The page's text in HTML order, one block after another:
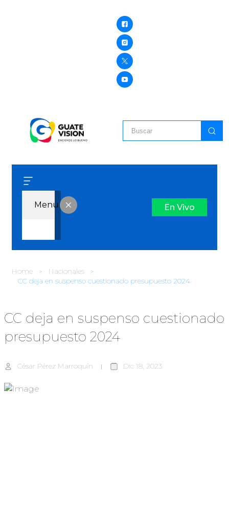
Menu En Vivo
Home
Nacionales
CC deja en suspenso cuestionado presupuesto 2024
CC deja en suspenso cuestionado
presupuesto 2024
César Pérez Marroquín Dic 18, 2023